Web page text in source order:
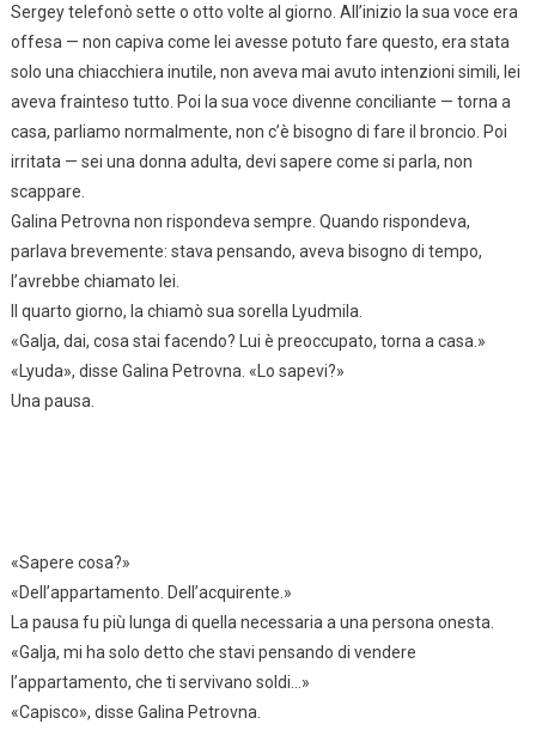
Sergey telefonò sette o otto volte al giorno. All’inizio la sua voce era
offesa — non capiva come lei avesse potuto fare questo, era stata
solo una chiacchiera inutile, non aveva mai avuto intenzioni simili, lei
aveva frainteso tutto. Poi la sua voce divenne conciliante — torna a
casa, parliamo normalmente, non c’è bisogno di fare il broncio. Poi
irritata — sei una donna adulta, devi sapere come si parla, non
scappare.
Galina Petrovna non rispondeva sempre. Quando rispondeva,
parlava brevemente: stava pensando, aveva bisogno di tempo,
l’avrebbe chiamato lei.
Il quarto giorno, la chiamò sua sorella Lyudmila.
«Galja, dai, cosa stai facendo? Lui è preoccupato, torna a casa.»
«Lyuda», disse Galina Petrovna. «Lo sapevi?»
Una pausa.
«Sapere cosa?»
«Dell’appartamento. Dell’acquirente.»
La pausa fu più lunga di quella necessaria a una persona onesta.
«Galja, mi ha solo detto che stavi pensando di vendere
l’appartamento, che ti servivano soldi…»
«Capisco», disse Galina Petrovna.